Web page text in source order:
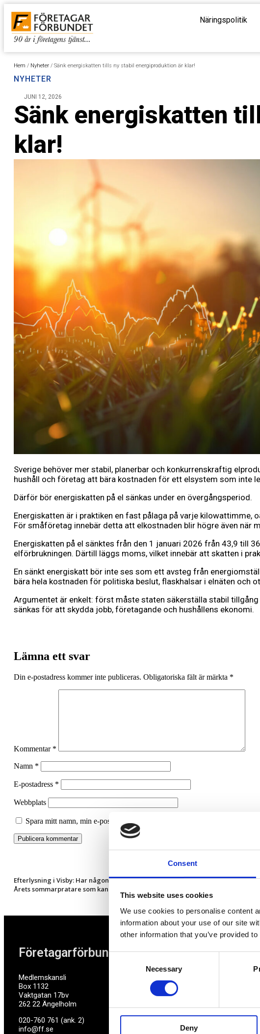
Consent
This website uses cookies
We use cookies to personalise content
information about your use of our site
other information that you’ve provided
Necessary
Deny
Näringspolitik
Hem / Nyheter / Sänk energiskatten tills ny stabil energiproduktion är klar!
NYHETER
JUNI 12, 2026
Sänk energiskatten
klar!
Sverige behöver mer stabil, planerbar och konkurrenskraftig
hushåll och företag att bära kostnaden för ett elsystem som inte
Därför bör energiskatten på el sänkas under en övergångsperiod.
Energiskatten är i praktiken en fast pålaga på varje
För småföretag innebär detta att elkostnaden blir högre även när
Energiskatten på el sänktes från den 1 januari 2026 från 43,9 till
elförbrukningen. Därtill läggs moms, vilket innebär att skatten i
En sänkt energiskatt bör inte ses som ett avsteg från
bära hela kostnaden för politiska beslut, flaskhalsar i elnäten och
Argumentet är enkelt: först måste staten säkerställa stabil
sänkas för att skydda jobb, företagande och hushållens ekonomi.
Lämna ett svar
Din e-postadress kommer inte publiceras. Obligatoriska fält är märkta *
Kommentar *
Namn *
E-postadress *
Webbplats
Spara mitt namn, min e-postadress och webbplats i denna webbläsare till
Efterlysning i Visby: Har någon sett en småföretagarminister?
Årets sommarpratare som kan vara lite extra intressanta för företagare.
Företagarförbundet
Medlemskansli
Box 1132
Vaktgatan 17bv
262 22 Ängelholm
020-760 761 (ank. 2)
info@ff.se
Av